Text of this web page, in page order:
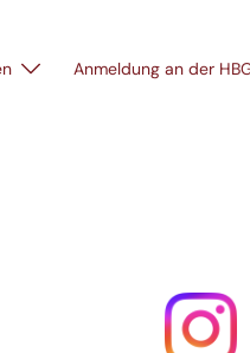
Anmeldung an der